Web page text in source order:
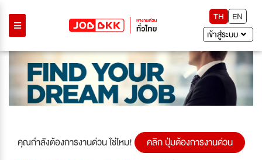
TH
EN
เข้าสู่ระบบ
คุณกำลังต้องการงานด่วน ใช่ไหม! คลิก ปุ่มต้องการงานด่วน